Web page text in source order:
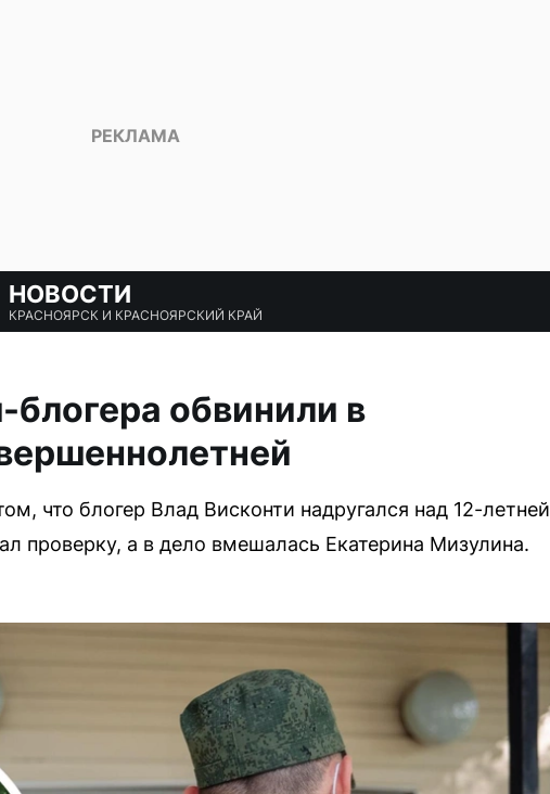
НОВОСТИ
КРАСНОЯРСК И КРАСНОЯРСКИЙ КРАЙ
обвинили в
что блогер Влад Висконти надругался над 12-летней
проверку, а в дело вмешалась Екатерина Мизулина.